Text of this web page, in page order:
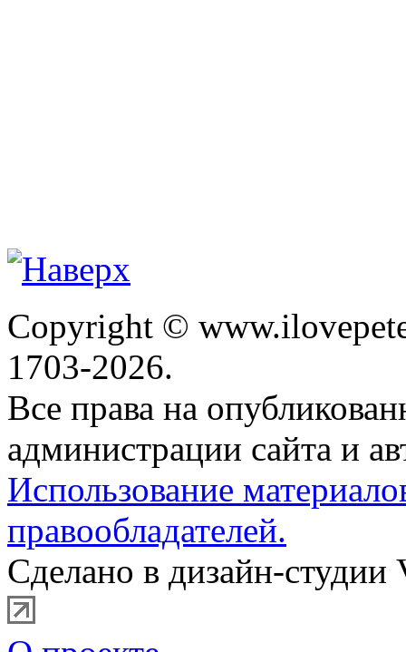
Copyright ©
1703-2026.
Все права на
администрации сайта и
Использование
правообладателей.
Сделано в дизайн-студии